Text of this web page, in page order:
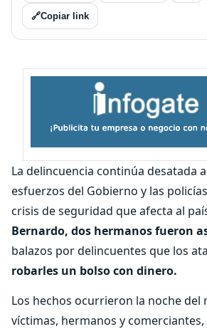
🔗Copiar link
La delincuencia continúa desatada
esfuerzos del Gobierno y las
crisis de seguridad que afecta al
Bernardo, dos hermanos fueron
balazos por delincuentes que los
robarles un bolso con dinero.
Los hechos ocurrieron la noche del
víctimas, hermanos y comerciantes,